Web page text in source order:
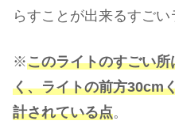
らすことが出来るすごい
※このライトのすごい
く、ライトの前方30cm
計されている点。